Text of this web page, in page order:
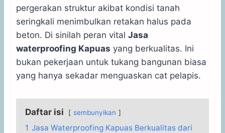
pergerakan struktur akibat kondisi tanah
seringkali menimbulkan retakan halus pada
beton. Di sinilah peran vital Jasa
waterproofing Kapuas yang berkualitas. Ini
bukan pekerjaan untuk tukang bangunan biasa
yang hanya sekadar menguaskan cat pelapis.
Daftar isi sembunyikan
1 Jasa Waterproofing Kapuas Berkualitas dari